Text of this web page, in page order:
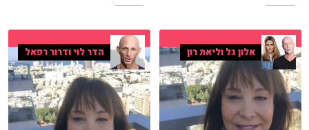
אלון גל וליאת רון הדר לוי ודרור רפאל